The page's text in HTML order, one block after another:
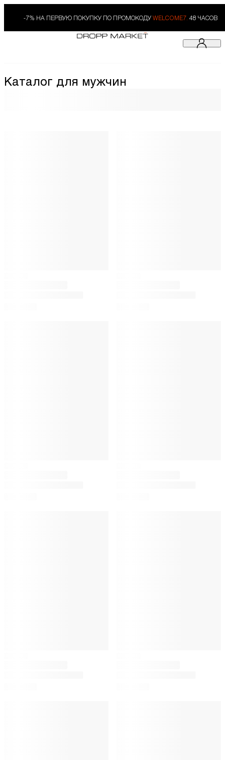
-7% НА ПЕРВУЮ ПОКУПКУ ПО ПРОМОКОДУ WELCOME7. 48 ЧАСОВ
Каталог для мужчин